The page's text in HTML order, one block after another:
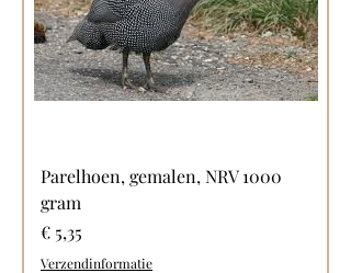
Parelhoen, gemalen, NRV 1000
gram
Prijs
€ 5,35
Verzendinformatie